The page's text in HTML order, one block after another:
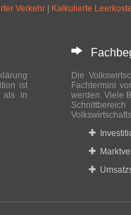
Verkehr Kalkulierte
ist
als in
Die
Fachtermini
werden. Viele